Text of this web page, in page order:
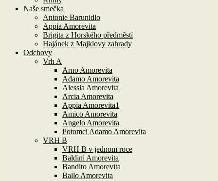
Naše smečka
Antonie Barunidlo
Appia Amorevita
Brigita z Horského předměstí
Hajánek z Majklovy zahrady
Odchovy
Vrh A
Arno Amorevita
Adamo Amorevita
Alessia Amorevita
Arcia Amorevita
Appia Amorevita1
Amico Amorevita
Angelo Amorevita
Potomci Adamo Amorevita
VRH B
VRH B v jednom roce
Baldini Amorevita
Bandito Amorevita
Ballo Amorevita